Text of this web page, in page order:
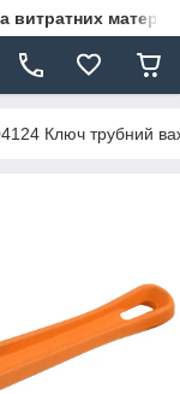
витратних
Ключ трубний